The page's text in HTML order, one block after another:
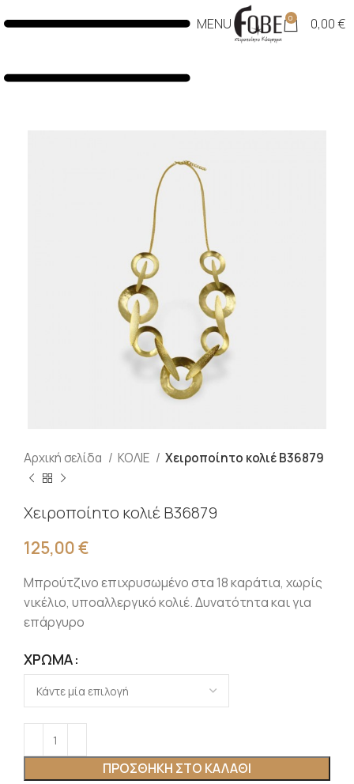
MENU 0 0,00€
Αρχική σελίδα ΚΟΛΙΕ Χειροποίητο κολιέ Β36879
Χειροποίητο κολιέ Β36879
125,00€
Μπρούτζινο επιχρυσωμένο στα 18 καράτια, χωρίς
νικέλιο, υποαλλεργικό κολιέ. Δυνατότητα και για
επάργυρο
ΧΡΏΜΑ
ΠΡΟΣΘΉΚΗ ΣΤΟ ΚΑΛΆΘΙ